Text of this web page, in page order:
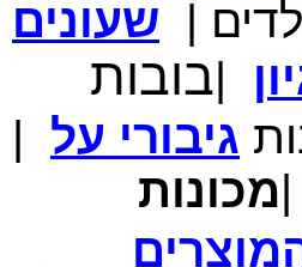
₪700.00 מחיר שוק
₪339.00 המחיר שלך
משלוח חינם
עיטור פרחוני
₪150.00 מחיר שוק
|
שעונים
|בובות
גיבורי על
|
|מכונות